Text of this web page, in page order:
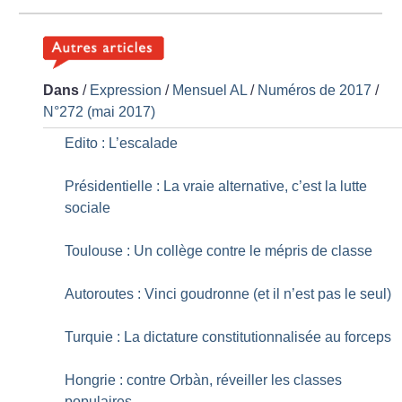
Dans / Expression / Mensuel AL / Numéros de 2017 /
N°272 (mai 2017)
Edito : L’escalade
Présidentielle : La vraie alternative, c’est la lutte
sociale
Toulouse : Un collège contre le mépris de classe
Autoroutes : Vinci goudronne (et il n’est pas le seul)
Turquie : La dictature constitutionnalisée au forceps
Hongrie : contre Orbàn, réveiller les classes